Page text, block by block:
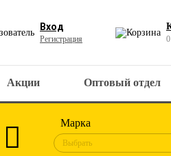
Вход
Регистрация
Акции Оптовый отдел
Марка
Выбрать